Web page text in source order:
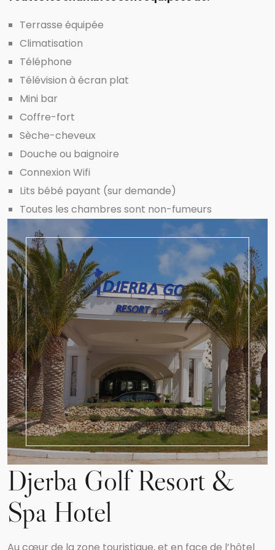
Terrasse équipée
Climatisation
Téléphone
Télévision à écran plat
Mini bar
Coffre-fort
Sèche-cheveux
Douche ou baignoire
Connexion Wifi
Lits bébé payant (sur demande)
Toutes les chambres sont non-fumeurs
Djerba Golf Resort &
Spa Hotel